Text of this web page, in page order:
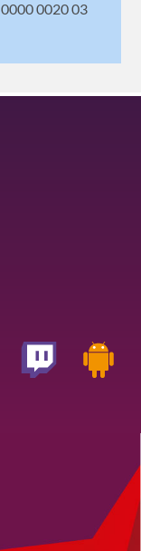
0020 03